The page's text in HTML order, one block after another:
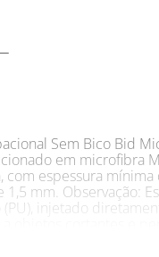
Sem Bico Bid
em microfibra
espessura
mm. Observação:
injetado
Soft Confort em EVA